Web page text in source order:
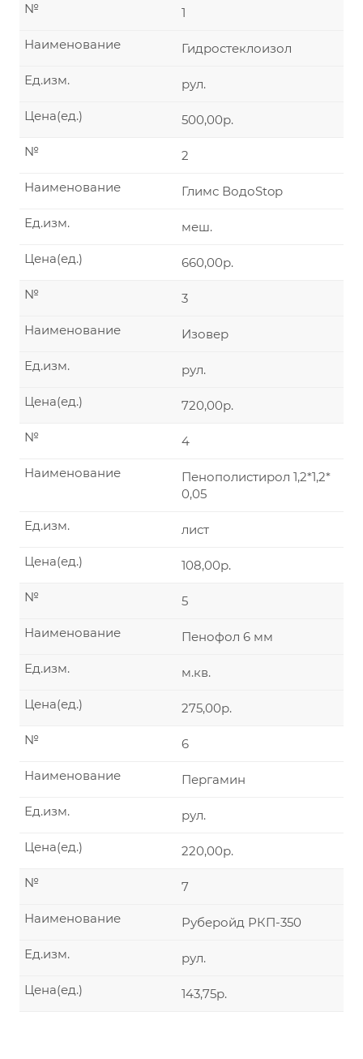
1
№
Гидростеклоизол
Наименование
рул.
Ед.изм.
500,00р.
Цена(ед.)
2
№
Глимс ВодоStop
Наименование
меш.
Ед.изм.
660,00р.
Цена(ед.)
3
№
Изовер
Наименование
рул.
Ед.изм.
720,00р.
Цена(ед.)
4
№
Пенополистирол 1,2*1,2*
0,05
Наименование
лист
Ед.изм.
108,00р.
Цена(ед.)
5
№
Пенофол 6 мм
Наименование
м.кв.
Ед.изм.
275,00р.
Цена(ед.)
6
№
Пергамин
Наименование
рул.
Ед.изм.
220,00р.
Цена(ед.)
7
№
Руберойд РКП-350
Наименование
рул.
Ед.изм.
143,75р.
Цена(ед.)